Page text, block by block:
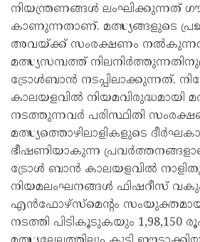
നിയന്ത്രണങ്ങൾ ലംഘിക്കുന്നത്
കാണുന്നതാണ്. മത്സ്യങ്ങളുടെ
അവയ്ക്ക് സംരക്ഷണം
മത്സ്യസമ്പത്ത്
ട്രോൾബാൻ നടപ്പിലാക്കുന്നത്.
കാലയളവിൽ നിയമവിരുദ്ധമായി
നടത്തുന്നവർ പരിസ്ഥിതി
മത്സ്യത്തൊഴിലാളികളുടെ
ഭീഷണിയാകുന്ന
ട്രോൾ ബാൻ കാലയളവിൽ
നിയമലംഘനങ്ങൾ ഫിഷറീസ്
എൻഫോഴ്‌സ്മെന്റം സംയുക്തമായി
നടത്തി പിടികൂടുകയും 1,98,150